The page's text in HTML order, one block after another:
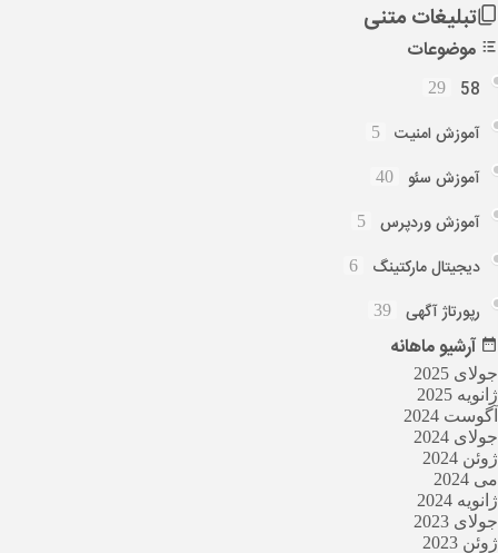
تبلیغات متنی
موضوعات
58
29
آموزش امنیت 5
آموزش سئو 40
آموزش وردپرس 5
دیجیتال مارکتینگ 6
رپورتاژ آگهی 39
آرشیوماهانه
جولای 2025
ژانویه 2025
آگوست 2024
جولای 2024
ژوئن 2024
می 2024
ژانویه 2024
جولای 2023
ژوئن 2023